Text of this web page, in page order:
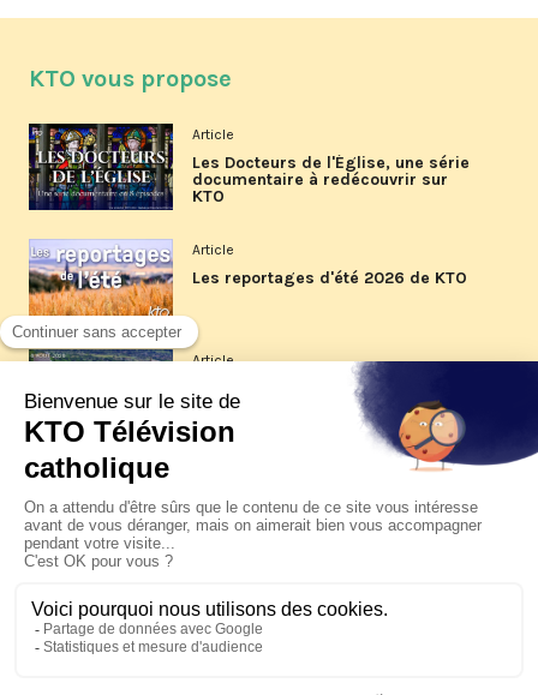
KTO vous propose
Article
Les Docteurs de l'Église, une série
documentaire à redécouvrir sur
KTO
Article
Les reportages d'été 2026 de KTO
Article
La visite pastorale du pape Léon
XIV à Assise à suivre sur KTO le
jeudi 6 août
Le pape en Uruguay, Argentine et
Pérou du 6 au 17 novembre 2026
© KTO 2026 —Contact